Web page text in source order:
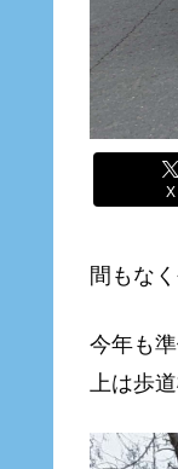
X
間もな
今年も
上は歩